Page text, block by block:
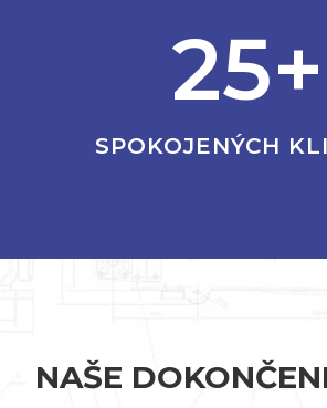
25+
SPOKOJENÝCH
NAŠE